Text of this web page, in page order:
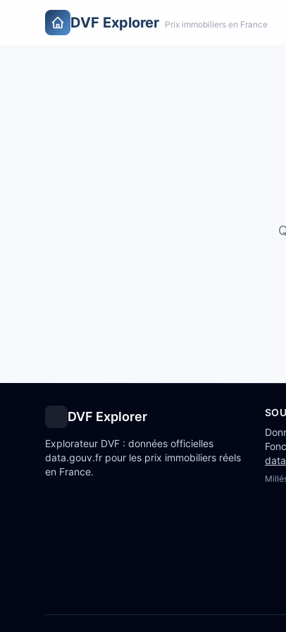
DVF Explorer Prix immobiliers en France
DVF Explorer
Explorateur DVF : données officielles
data.gouv.fr pour les prix immobiliers réels
en France.